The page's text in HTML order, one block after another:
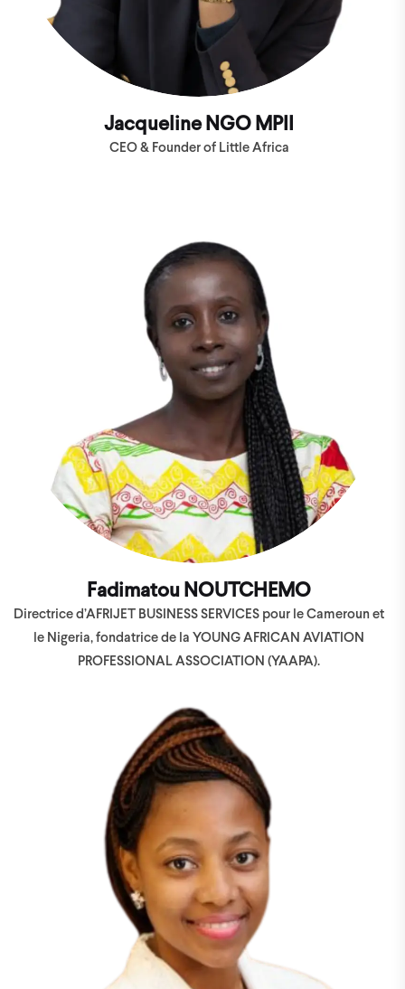
Jacqueline NGO MPII
CEO & Founder of Little Africa
Fadimatou NOUTCHEMO
Directrice d’AFRIJET BUSINESS SERVICES pour le Cameroun et
le Nigeria, fondatrice de la YOUNG AFRICAN AVIATION
PROFESSIONAL ASSOCIATION (YAAPA).